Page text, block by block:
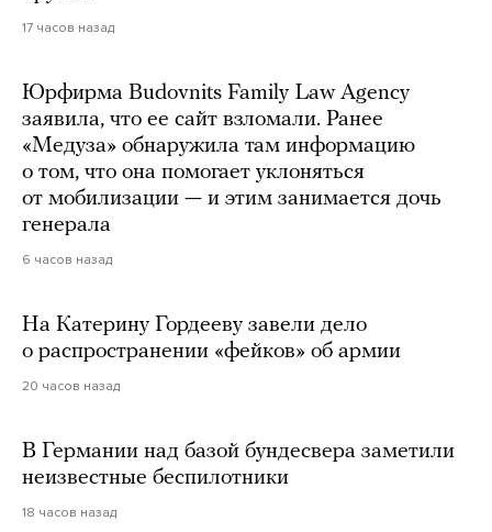
17 часов назад
Юрфирма Budovnits Family Law Agency
заявила, что ее сайт взломали. Ранее
«Медуза» обнаружила там информацию
о том, что она помогает уклоняться
от мобилизации — и этим занимается дочь
генерала
6 часов назад
На Катерину Гордееву завели дело
о распространении «фейков» об армии
20 часов назад
В Германии над базой бундесвера заметили
неизвестные беспилотники
18 часов назад